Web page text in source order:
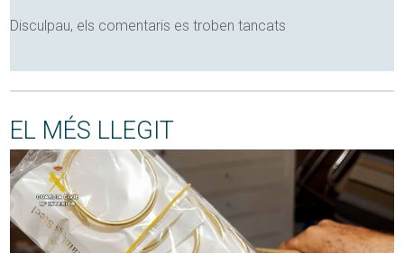
Disculpau, els comentaris es troben tancats
EL MÉS LLEGIT